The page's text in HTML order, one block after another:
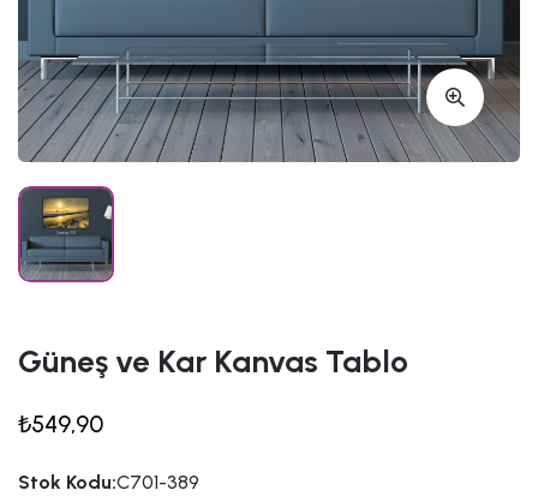
Güneş ve Kar Kanvas Tablo
₺549,90
Stok Kodu:C701-389